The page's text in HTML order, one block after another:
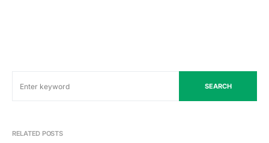
SEARCH
RELATED POSTS